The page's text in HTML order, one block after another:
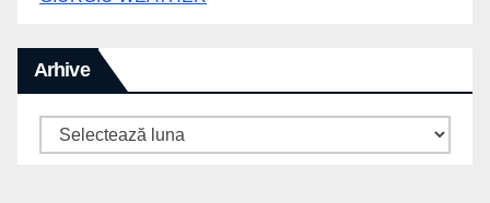
Arhive
Arhive